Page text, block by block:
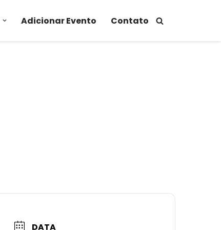
Adicionar Evento Contato
DATA